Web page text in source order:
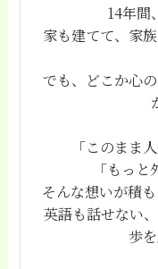
14年間
家も建てて、家
でも、どこか心
「このまま
「もっ
そんな想いが積
英語も話せない
歩